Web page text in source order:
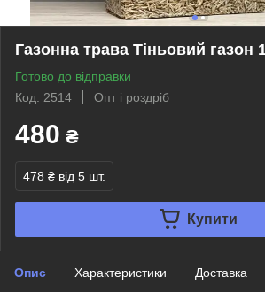
Газонна трава Тіньовий газон
Готово до відправки
Код: 2514
Опт і роздріб
480 ₴
478 ₴ від 5 шт.
Купити
Опис Характеристики Доставка